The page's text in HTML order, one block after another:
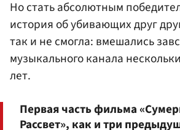
Но стать абсолютным
история об убивающих друг
так и не смогла: вмешались
музыкального канала
лет.
Первая часть фильма
Рассвет», как и три